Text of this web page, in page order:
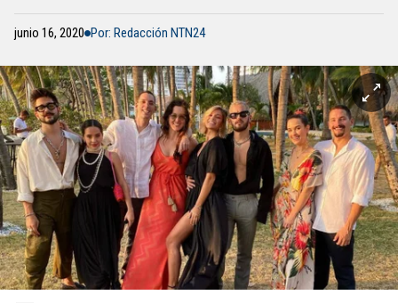
junio 16, 2020 Por: Redacción NTN24